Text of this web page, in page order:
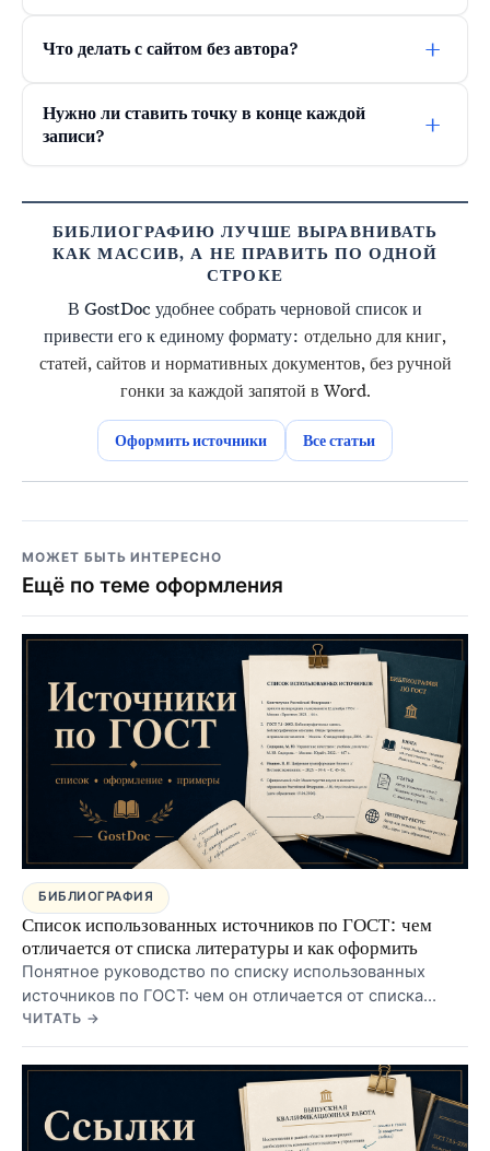
Что делать с сайтом без автора? +
Нужно ли ставить точку в конце каждой
записи?
+
БИБЛИОГРАФИЮ ЛУЧШЕ ВЫРАВНИВАТЬ
КАК МАССИВ, А НЕ ПРАВИТЬ ПО ОДНОЙ
СТРОКЕ
В GostDoc удобнее собрать черновой список и
привести его к единому формату: отдельно для книг,
статей, сайтов и нормативных документов, без ручной
гонки за каждой запятой в Word.
Оформить источники Все статьи
МОЖЕТ БЫТЬ ИНТЕРЕСНО
Ещё по теме оформления
БИБЛИОГРАФИЯ
Список использованных источников по ГОСТ: чем
отличается от списка литературы и как оформить
Понятное руководство по списку использованных
источников по ГОСТ: чем он отличается от списка
литературы, какой заголовок безопаснее для
курсовой, диплома и ВКР, как располагать записи, как
оформлять список в Word и какие ошибки чаще всего
ЧИТАТЬ →